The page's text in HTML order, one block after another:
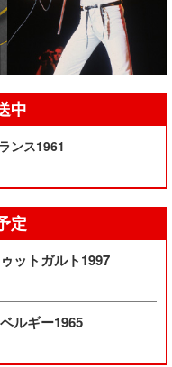
中
ンス1961
定
ットガルト1997
ルギー1965